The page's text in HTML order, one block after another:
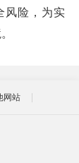
风险，为实
网站